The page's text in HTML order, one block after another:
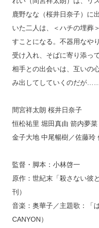
鹿野なな（桜井日奈子）に
いた二人は、＜ハチの埋葬
すことになる。不器用なや
受け入れ、そばに寄り添
相手との出会いは、互いの
み出してしていくのだが……
間宮祥太朗 桜井日奈子
恒松祐里 堀田真由 箭内夢菜
金子大地 中尾暢樹／佐藤玲
監督・脚本：小林啓一
原作：世紀末「殺さない彼
刊）
音楽：奥華子／主題歌：「
CANYON）